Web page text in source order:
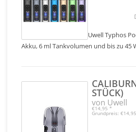
Uwell Typhos
Akku, 6 ml Tankvolumen und bis zu 45
STÜCK)
von Uwell
€14,95 *
Grundpreis: